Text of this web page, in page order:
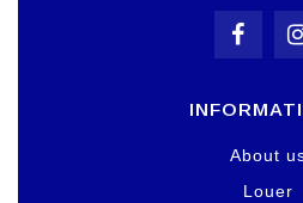
About
Louer